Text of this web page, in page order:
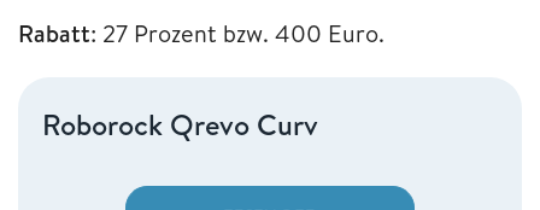
Rabatt: 27 Prozent bzw. 400 Euro.
Roborock Qrevo Curv